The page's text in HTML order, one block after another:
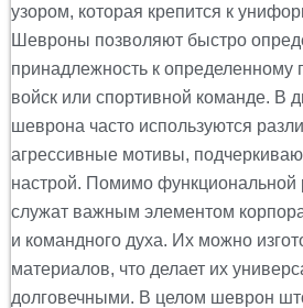
узором, которая крепится к
Шевроны позволяют быстро
принадлежность к определенному
войск или спортивной команде. В
шеврона часто используются
агрессивные мотивы,
настрой. Помимо функциональной
служат важным элементом
и командного духа. Их можно
материалов, что делает их
долговечными. В целом шеврон